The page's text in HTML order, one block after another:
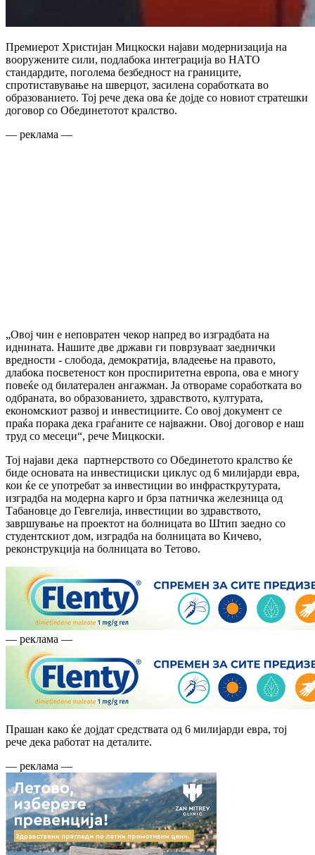
Премиерот Христијан Мицкоски најави модернизација на
вооружените сили, подлабока интеграција во НАТО
стандардите, поголема безбедност на границите,
спротиставување на шверцот, засилена соработката во
образованието. Тој рече дека ова ќе дојде со новиот стратешки
договор со Обединетотот кралство.
— реклама —
„Овој чин е неповратен чекор напред во изградбата на
иднината. Нашите две држави ги поврзуваат заеднички
вредности - слобода, демократија, владеење на правото,
длабока посветеност кон проспиритетна европа, ова е многу
повеќе од билатерален ангажман. Ја отвораме соработката во
одбраната, во образованието, здравството, културата,
економскиот развој и инвестициите. Со овој документ се
праќа порака дека граѓаните се најважни. Овој договор е наш
труд со месеци“, рече Мицкоски.
Тој најави дека партнерството со Обединетото кралство ќе
биде основата на инвестициски циклус од 6 милијарди евра,
кои ќе се употребат за инвестиции во инфрасткрутурата,
изградба на модерна карго и брза патничка железница од
Табановце до Гевгелија, инвестиции во здравството,
завршување на проектот на болницата во Штип заедно со
студентскиот дом, изградба на болницата во Кичево,
реконструкција на болницата во Тетово.
— реклама —
Прашан како ќе дојдат средствата од 6 милијарди евра, тој
рече дека работат на деталите.
— реклама —